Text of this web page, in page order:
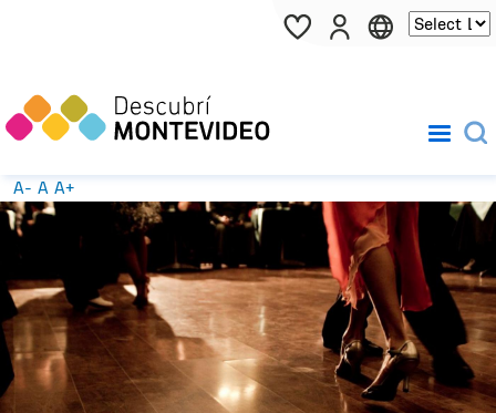
Pasar al contenido principal
A- A A+